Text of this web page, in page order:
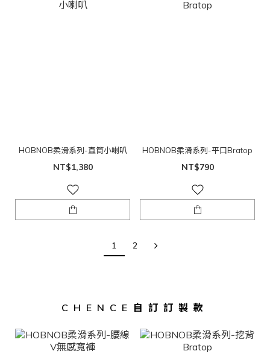
HOBNOB柔滑系列-直筒小喇叭
NT$1,380
HOBNOB柔滑系列-平口Bratop
NT$790
1 2
CHENCE自訂訂製款